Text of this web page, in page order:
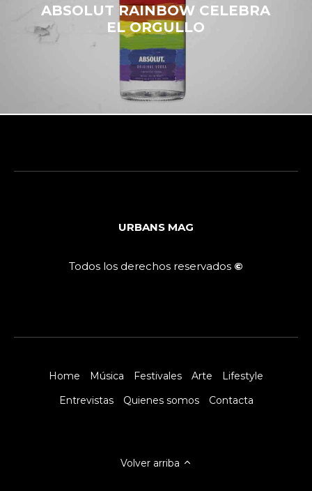
ABSOLUT RAINBOW CELEBRA
EL ORGULLO
URBANS MAG
Todos los derechos reservados ©
Home Música Festivales Arte
Lifestyle
Entrevistas
Quienes somos Contacta
Volver arriba